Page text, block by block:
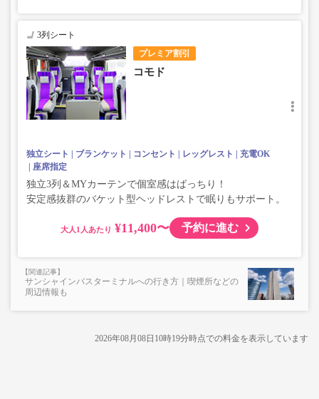
プレミア割引
3列シート
コモド
独立シート ブランケット コンセント レッグレスト
充電OK
座席指定
独立3列＆MYカーテンで個室感はばっちり！
安定感抜群のバケット型ヘッドレストで眠りもサポート。
大人 ¥11,400〜 予約に進む
サンシャインバスターミナルへの行き方｜喫煙所などの
周辺情報も
2026年08月08日10時19分時点での料金を表示しています